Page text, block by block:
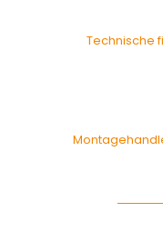
Technische